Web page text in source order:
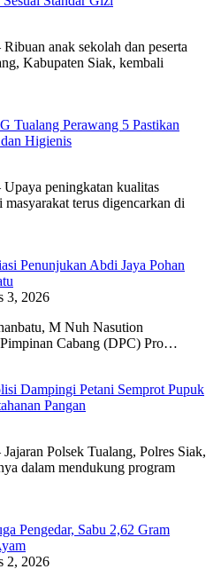
anak sekolah dan peserta
Kabupaten Siak, kembali
Tualang Perawang 5 Pastikan
Higienis
peningkatan kualitas
terus digencarkan di
Penunjukan Abdi Jaya Pohan
3, 2026
M Nuh Nasution
Cabang (DPC) Pro…
Dampingi Petani Semprot Pupuk
Pangan
Polsek Tualang, Polres Siak,
dalam mendukung program
Pengedar, Sabu 2,62 Gram
2, 2026